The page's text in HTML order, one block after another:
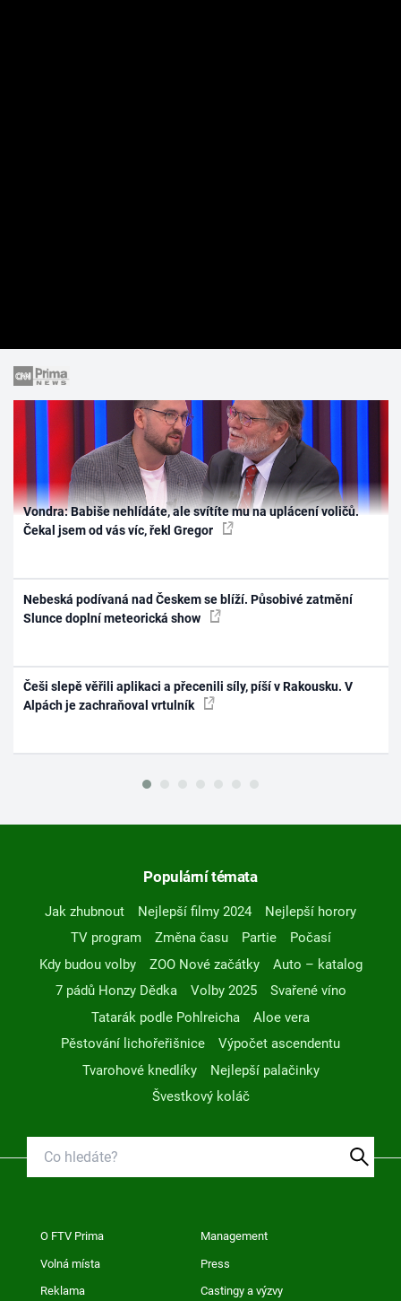
Vondra: Babiše nehlídáte, ale svítíte mu na uplácení voličů.
Čekal jsem od vás víc, řekl Gregor
Nebeská podívaná nad Českem se blíží. Působivé zatmění
Slunce doplní meteorická show
Češi slepě věřili aplikaci a přecenili síly, píší v Rakousku. V
Alpách je zachraňoval vrtulník
Populární témata
Jak zhubnout Nejlepší filmy 2024
Nejlepší horory
TV program
Změna času Partie
Počasí
Kdy budou volby
ZOO Nové začátky
Auto – katalog
7 pádů Honzy Dědka
Volby 2025
Svařené víno
Tatarák podle Pohlreicha
Aloe vera
Pěstování lichořeřišnice
Výpočet ascendentu
Tvarohové knedlíky
Nejlepší palačinky
Švestkový koláč
O FTV Prima Management
Volná místa Press
Reklama Castingy a výzvy